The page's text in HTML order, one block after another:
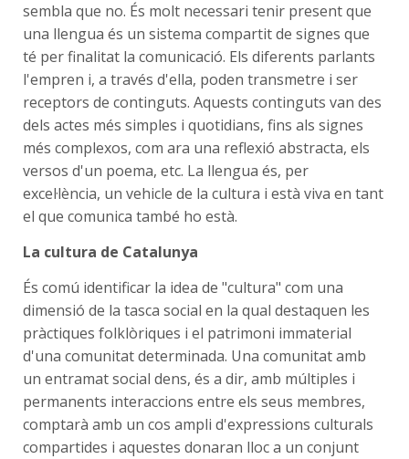
sembla que no. És molt necessari tenir present que
una llengua és un sistema compartit de signes que
té per finalitat la comunicació. Els diferents parlants
l'empren i, a través d'ella, poden transmetre i ser
receptors de continguts. Aquests continguts van des
dels actes més simples i quotidians, fins als signes
més complexos, com ara una reflexió abstracta, els
versos d'un poema, etc. La llengua és, per
excel·lència, un vehicle de la cultura i està viva en tant
el que comunica també ho està.
La cultura de Catalunya
És comú identificar la idea de "cultura" com una
dimensió de la tasca social en la qual destaquen les
pràctiques folklòriques i el patrimoni immaterial
d'una comunitat determinada. Una comunitat amb
un entramat social dens, és a dir, amb múltiples i
permanents interaccions entre els seus membres,
comptarà amb un cos ampli d'expressions culturals
compartides i aquestes donaran lloc a un conjunt